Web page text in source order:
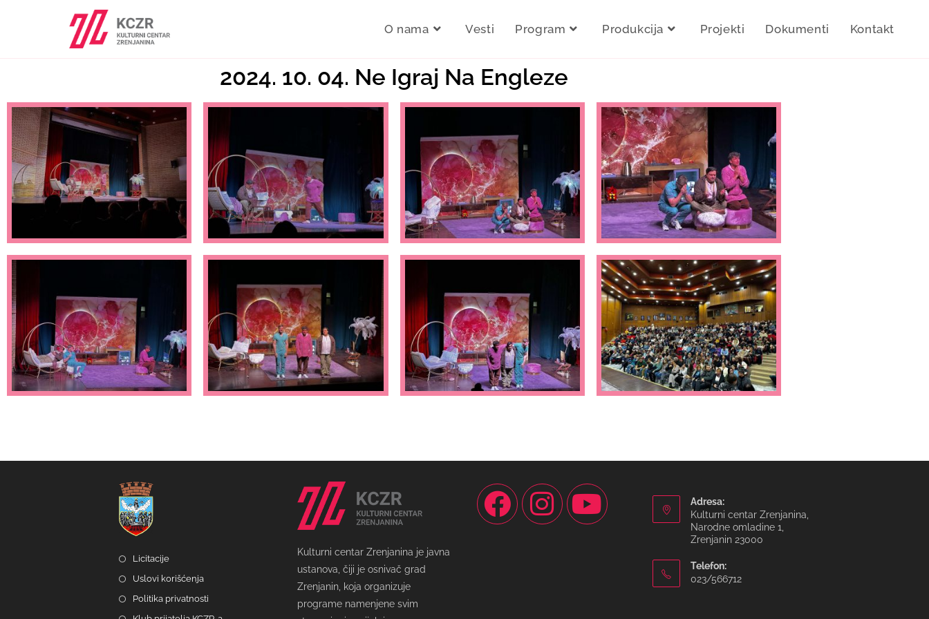
O nama Vesti Program Produkcija Projekti Dokumenti Kontakt
2024. 10. 04. Ne Igraj Na Engleze
Licitacije
Uslovi korišćenja
Politika privatnosti
Kulturni centar Zrenjanina je javna
ustanova, čiji je osnivač grad
Zrenjanin, koja organizuje
programe namenjene svim
Adresa:
Kulturni centar Zrenjanina,
Narodne omladine 1,
Zrenjanin 23000
Telefon:
023/566712